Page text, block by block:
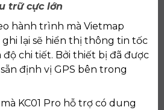
trữ cực lớn
hành trình mà Vietmap
ghi lại sẽ hiển thị thông tin tốc
độ chi tiết. Bởi thiết bị đã được
định vị GPS bên trong
KC01 Pro hỗ trợ có dung